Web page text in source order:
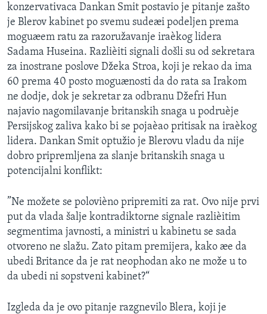
MEDICINA
KULTURA
DRUŠTVO
SPORT
INTERVJU
Jezici
konzervativaca Dankan Smit postavio je pitanje zašto
je Blerov kabinet po svemu sudeæi podeljen prema
moguæem ratu za razoružavanje iraèkog lidera
Sadama Huseina. Razlièiti signali došli su od sekretara
za inostrane poslove Džeka Stroa, koji je rekao da ima
60 prema 40 posto moguænosti da do rata sa Irakom
ne dodje, dok je sekretar za odbranu Džefri Hun
najavio nagomilavanje britanskih snaga u podruèje
Persijskog zaliva kako bi se pojaèao pritisak na iraèkog
lidera. Dankan Smit optužio je Blerovu vladu da nije
dobro pripremljena za slanje britanskih snaga u
potencijalni konflikt:
”Ne možete se polovièno pripremiti za rat. Ovo nije prvi
put da vlada šalje kontradiktorne signale razlièitim
segmentima javnosti, a ministri u kabinetu se sada
otvoreno ne slažu. Zato pitam premijera, kako æe da
ubedi Britance da je rat neophodan ako ne može u to
da ubedi ni sopstveni kabinet?“
Izgleda da je ovo pitanje razgnevilo Blera, koji je